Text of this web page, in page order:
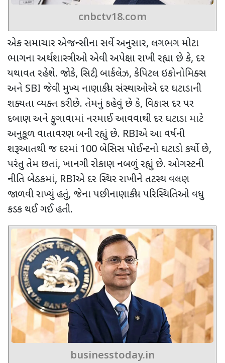
cnbctv18.com
એક સમાચાર એજન્સીના સર્વે અનુસાર, લગભગ મોટા
ભાગના અર્થશાસ્ત્રીઓ એવી અપેક્ષા રાખી રહ્યા છે કે, દર
યથાવત રહેશે. જોકે, સિટી, બાર્કલેઝ, કેપિટલ ઇકોનોમિક્સ
અને SBI જેવી મુખ્ય નાણાકીય સંસ્થાઓએ દર ઘટાડાની
શક્યતા વ્યક્ત કરી છે. તેમનું કહેવું છે કે, વિકાસ દર પર
દબાણ અને ફુગાવામાં નરમાઈ આવવાથી દર ઘટાડા માટે
અનુકૂળ વાતાવરણ બની રહ્યું છે. RBIએ આ વર્ષની
શરૂઆતથી જ દરમાં 100 બેસિસ પોઈન્ટનો ઘટાડો કર્યો છે,
પરંતુ તેમ છતાં, ખાનગી રોકાણ નબળું રહ્યું છે. ઓગસ્ટની
નીતિ બેઠકમાં, RBIએ દર સ્થિર રાખીને તટસ્થ વલણ
જાળવી રાખ્યું હતું, જેના પછી નાણાકીય પરિસ્થિતિઓ વધુ
કડક થઈ ગઈ હતી.
businesstoday.in